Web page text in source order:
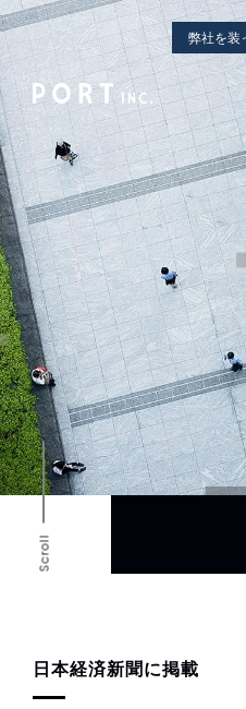
弊社を装
Scroll
日本経済新聞に掲載